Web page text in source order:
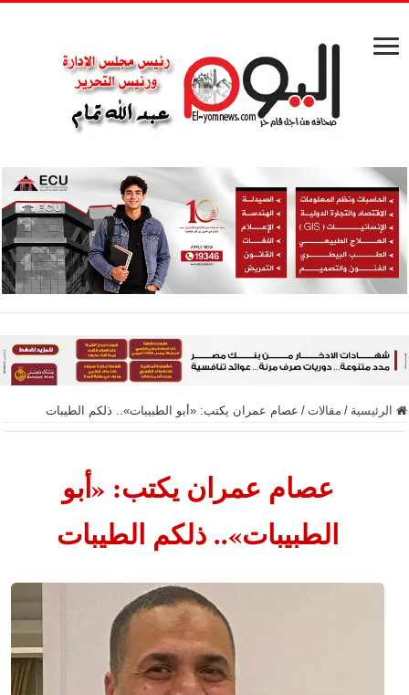
الرئيسية / مقالات / عصام عمران يكتب: «أبو الطبيبات».. ذلكم الطيبات
عصام عمران يكتب: «أبو
الطبيبات».. ذلكم الطيبات